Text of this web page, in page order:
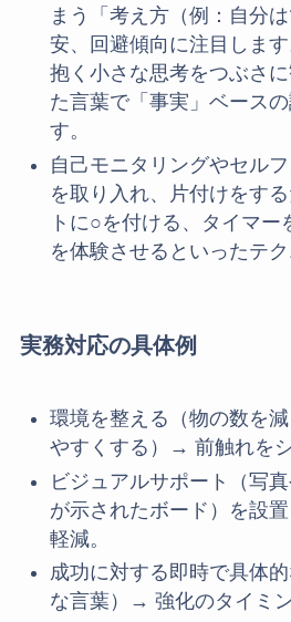
まう「考え方（例：自分
安、回避傾向に注目しま
抱く小さな思考をつぶさ
た言葉で「事実」ベース
す。
自己モニタリングやセル
を取り入れ、片付けをす
トに○を付ける、タイマー
を体験させるといったテク
実務対応の具体例
環境を整える（物の数を
やすくする）→ 前触れをシ
ビジュアルサポート（写
が示されたボード）を設
軽減。
成功に対する即時で具体
な言葉）→ 強化のタイミン